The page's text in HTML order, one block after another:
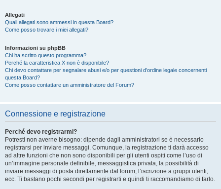
Allegati
Quali allegati sono ammessi in questa Board?
Come posso trovare i miei allegati?
Informazioni su phpBB
Chi ha scritto questo programma?
Perché la caratteristica X non è disponibile?
Chi devo contattare per segnalare abusi e/o per questioni d’ordine legale concernenti
questa Board?
Come posso contattare un amministratore del Forum?
Connessione e registrazione
Perché devo registrarmi?
Potresti non averne bisogno: dipende dagli amministratori se è necessario
registrarsi per inviare messaggi. Comunque, la registrazione ti darà accesso
ad altre funzioni che non sono disponibili per gli utenti ospiti come l’uso di
un’immagine personale definibile, messaggistica privata, la possibilità di
inviare messaggi di posta direttamente dal forum, l’iscrizione a gruppi utenti,
ecc. Ti bastano pochi secondi per registrarti e quindi ti raccomandiamo di farlo.